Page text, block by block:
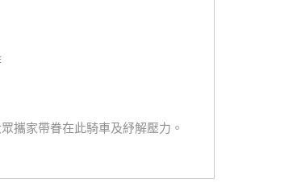
攜家帶眷在此騎車及紓解壓力。